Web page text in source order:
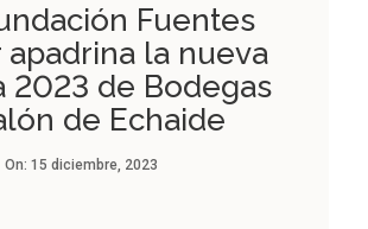
Fuentes
apadrina la nueva
2023 de Bodegas
de Echaide
On: 15 diciembre, 2023